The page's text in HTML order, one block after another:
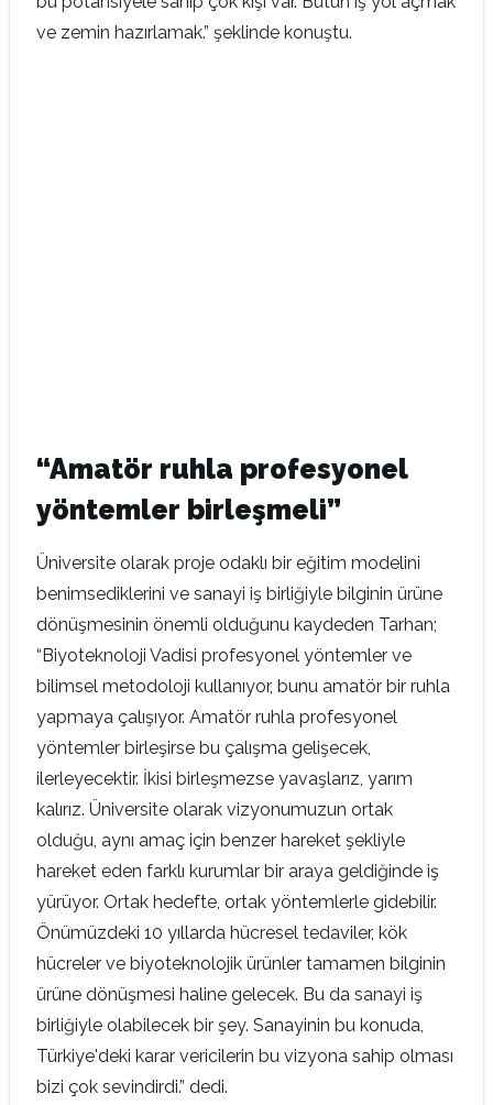
ve zemin hazırlamak.” şeklinde konuştu.
“Amatör ruhla profesyonel
yöntemler birleşmeli”
Üniversite olarak proje odaklı bir eğitim modelini
benimsediklerini ve sanayi iş birliğiyle bilginin ürüne
dönüşmesinin önemli olduğunu kaydeden Tarhan;
“Biyoteknoloji Vadisi profesyonel yöntemler ve
bilimsel metodoloji kullanıyor, bunu amatör bir ruhla
yapmaya çalışıyor. Amatör ruhla profesyonel
yöntemler birleşirse bu çalışma gelişecek,
ilerleyecektir. İkisi birleşmezse yavaşlarız, yarım
kalırız. Üniversite olarak vizyonumuzun ortak
olduğu, aynı amaç için benzer hareket şekliyle
hareket eden farklı kurumlar bir araya geldiğinde iş
yürüyor. Ortak hedefte, ortak yöntemlerle gidebilir.
Önümüzdeki 10 yıllarda hücresel tedaviler, kök
hücreler ve biyoteknolojik ürünler tamamen bilginin
ürüne dönüşmesi haline gelecek. Bu da sanayi iş
birliğiyle olabilecek bir şey. Sanayinin bu konuda,
Türkiye'deki karar vericilerin bu vizyona sahip olması
bizi çok sevindirdi.” dedi.